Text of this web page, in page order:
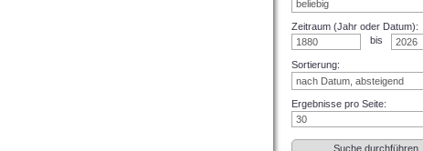
Zeitraum (Jahr oder Datum):
bis
Sortierung:
Ergebnisse pro Seite: